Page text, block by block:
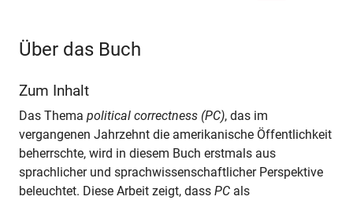
Über das Buch
Zum Inhalt
Das Thema political correctness (PC), das im
vergangenen Jahrzehnt die amerikanische Öffentlichkeit
beherrschte, wird in diesem Buch erstmals aus
sprachlicher und sprachwissenschaftlicher Perspektive
beleuchtet. Diese Arbeit zeigt, dass PC als